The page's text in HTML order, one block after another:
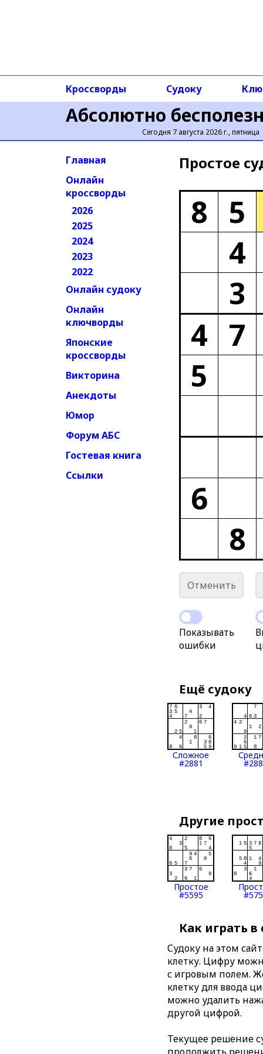
Абсолютно
Сегодня 7 августа 2026 г., пятница
Кроссворды Судоку
Главная
Онлайн
кроссворды
2026
2025
2024
2023
2022
Онлайн судоку
Онлайн
ключворды
Японские
кроссворды
Викторина
Анекдоты
Юмор
Форум АБС
Гостевая книга
Ссылки
Простое
8 5
4
3
4 7
5
6
8
Отменить
Показывать
ошибки
Ещё судоку
Сложное
#2881
Другие
Простое
#5595
Как играть
Судоку на этом
клетку. Цифру
с игровым полем.
клетку для ввода
можно удалить
другой цифрой.
Текущее решение